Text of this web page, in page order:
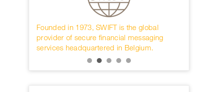
Founded in 1973, SWIFT is the global
provider of secure financial messaging
services headquartered in Belgium.